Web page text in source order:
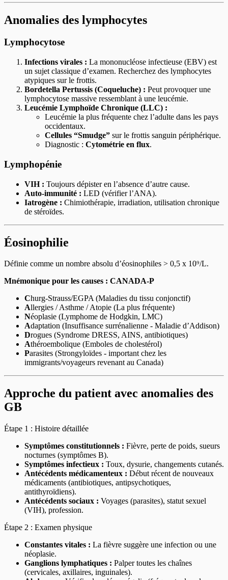
Anomalies des lymphocytes
Lymphocytose
Infections virales : La mononucléose infectieuse (EBV) est
un sujet classique d’examen. Recherchez des lymphocytes
atypiques sur le frottis.
Bordetella Pertussis (Coqueluche) : Peut provoquer une
lymphocytose massive ressemblant à une leucémie.
Leucémie Lymphoïde Chronique (LLC) :
Leucémie la plus fréquente chez l’adulte dans les pays
occidentaux.
Cellules “Smudge” sur le frottis sanguin périphérique.
Diagnostic : Cytométrie en flux.
Lymphopénie
VIH : Toujours dépister en l’absence d’autre cause.
Auto-immunité : LED (vérifier l’ANA).
Iatrogène : Chimiothérapie, irradiation, utilisation chronique
de stéroïdes.
Éosinophilie
Définie comme un nombre absolu d’éosinophiles > 0,5 x 10⁹/L.
Mnémonique pour les causes : CANADA-P
Churg-Strauss/EGPA (Maladies du tissu conjonctif)
Allergies / Asthme / Atopie (La plus fréquente)
Néoplasie (Lymphome de Hodgkin, LMC)
Adaptation (Insuffisance surrénalienne - Maladie d’Addison)
Drogues (Syndrome DRESS, AINS, antibiotiques)
Athéroembolique (Emboles de cholestérol)
Parasites (Strongyloïdes - important chez les
immigrants/voyageurs revenant au Canada)
Approche du patient avec anomalies des
GB
Étape 1 : Histoire détaillée
Symptômes constitutionnels : Fièvre, perte de poids, sueurs
nocturnes (symptômes B).
Symptômes infectieux : Toux, dysurie, changements cutanés.
Antécédents médicamenteux : Début récent de nouveaux
médicaments (antibiotiques, antipsychotiques,
antithyroïdiens).
Antécédents sociaux : Voyages (parasites), statut sexuel
(VIH), profession.
Étape 2 : Examen physique
Constantes vitales : La fièvre suggère une infection ou une
néoplasie.
Ganglions lymphatiques : Palper toutes les chaînes
(cervicales, axillaires, inguinales).